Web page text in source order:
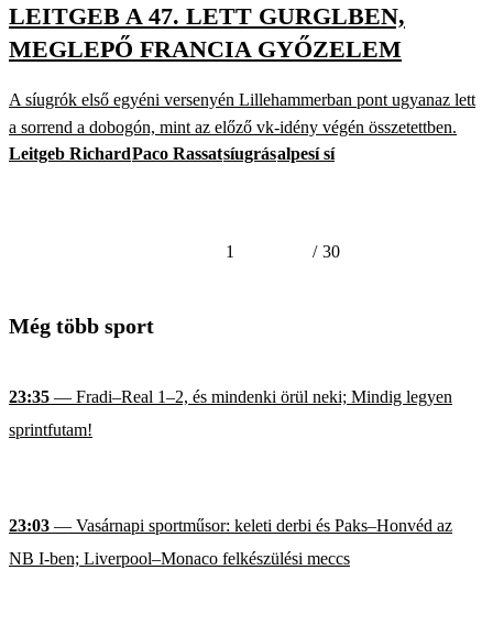
LEITGEB A 47. LETT GURGLBEN,
MEGLEPŐ FRANCIA GYŐZELEM
A síugrók első egyéni versenyén Lillehammerban pont ugyanaz lett
a sorrend a dobogón, mint az előző vk-idény végén összetettben.
Leitgeb RichardPaco Rassatsíugrásalpesí sí
1 / 30
Még több sport
23:35 — Fradi–Real 1–2, és mindenki örül neki; Mindig legyen
sprintfutam!
23:03 — Vasárnapi sportműsor: keleti derbi és Paks–Honvéd az
NB I-ben; Liverpool–Monaco felkészülési meccs